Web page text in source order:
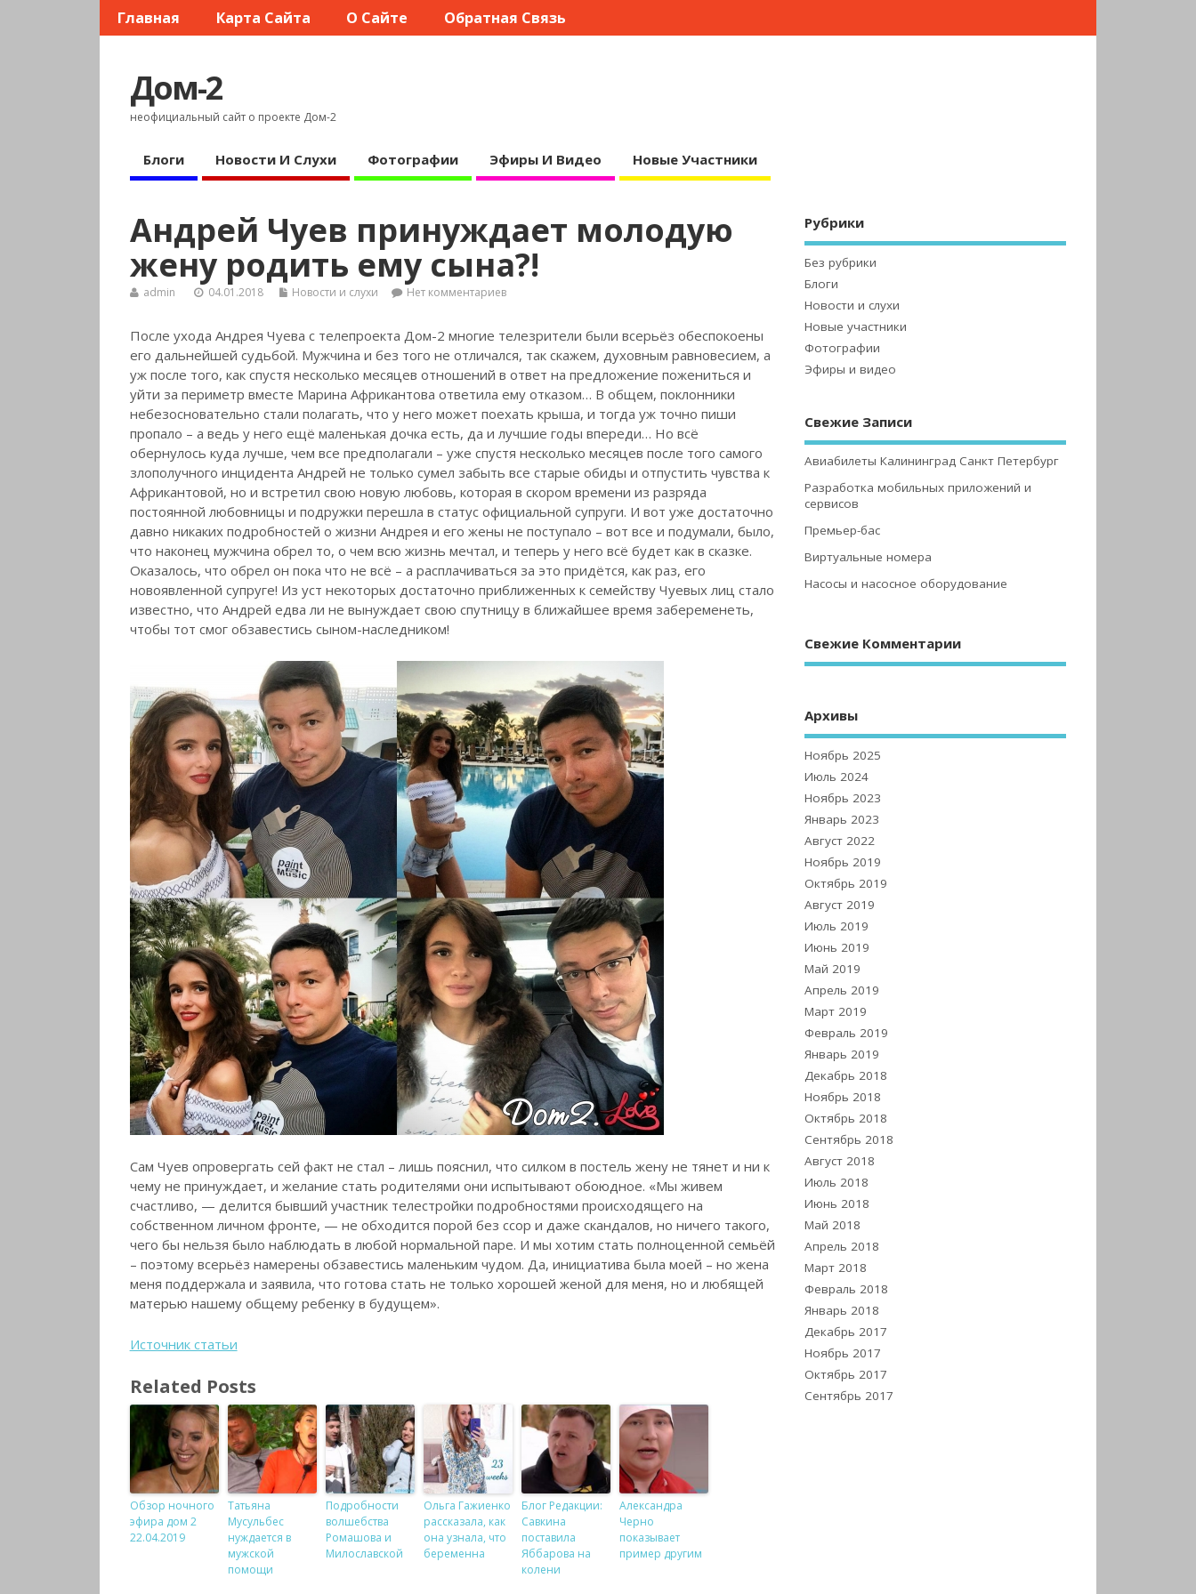
Главная Карта Сайта О Сайте Обратная Связь
Дом-2
неофициальный сайт о проекте Дом-2
Блоги Новости И Слухи Фотографии Эфиры И Видео Новые Участники
Андрей Чуев принуждает молодую
жену родить ему сына?!
admin 04.01.2018 Новости и слухи Нет комментариев
После ухода Андрея Чуева с телепроекта Дом-2 многие телезрители были всерьёз обеспокоены
его дальнейшей судьбой. Мужчина и без того не отличался, так скажем, духовным равновесием, а
уж после того, как спустя несколько месяцев отношений в ответ на предложение пожениться и
уйти за периметр вместе Марина Африкантова ответила ему отказом… В общем, поклонники
небезосновательно стали полагать, что у него может поехать крыша, и тогда уж точно пиши
пропало – а ведь у него ещё маленькая дочка есть, да и лучшие годы впереди… Но всё
обернулось куда лучше, чем все предполагали – уже спустя несколько месяцев после того самого
злополучного инцидента Андрей не только сумел забыть все старые обиды и отпустить чувства к
Африкантовой, но и встретил свою новую любовь, которая в скором времени из разряда
постоянной любовницы и подружки перешла в статус официальной супруги. И вот уже достаточно
давно никаких подробностей о жизни Андрея и его жены не поступало – вот все и подумали, было,
что наконец мужчина обрел то, о чем всю жизнь мечтал, и теперь у него всё будет как в сказке.
Оказалось, что обрел он пока что не всё – а расплачиваться за это придётся, как раз, его
новоявленной супруге! Из уст некоторых достаточно приближенных к семейству Чуевых лиц стало
известно, что Андрей едва ли не вынуждает свою спутницу в ближайшее время забеременеть,
чтобы тот смог обзавестись сыном-наследником!
Сам Чуев опровергать сей факт не стал – лишь пояснил, что силком в постель жену не тянет и ни к
чему не принуждает, и желание стать родителями они испытывают обоюдное. «Мы живем
счастливо, — делится бывший участник телестройки подробностями происходящего на
собственном личном фронте, — не обходится порой без ссор и даже скандалов, но ничего такого,
чего бы нельзя было наблюдать в любой нормальной паре. И мы хотим стать полноценной семьёй
– поэтому всерьёз намерены обзавестись маленьким чудом. Да, инициатива была моей – но жена
меня поддержала и заявила, что готова стать не только хорошей женой для меня, но и любящей
матерью нашему общему ребенку в будущем».
Источник статьи
Related Posts
Обзор ночного
эфира дом 2
22.04.2019
Татьяна
Мусульбес
нуждается в
мужской
помощи
Подробности
волшебства
Ромашова и
Милославской
Ольга Гажиенко
рассказала, как
она узнала, что
беременна
Блог Редакции:
Савкина
поставила
Яббарова на
колени
Александра
Черно
показывает
пример другим
Рубрики
Без рубрики
Блоги
Новости и слухи
Новые участники
Фотографии
Эфиры и видео
Свежие Записи
Авиабилеты Калининград Санкт Петербург
Разработка мобильных приложений и
сервисов
Премьер-бас
Виртуальные номера
Насосы и насосное оборудование
Свежие Комментарии
Архивы
Ноябрь 2025
Июль 2024
Ноябрь 2023
Январь 2023
Август 2022
Ноябрь 2019
Октябрь 2019
Август 2019
Июль 2019
Июнь 2019
Май 2019
Апрель 2019
Март 2019
Февраль 2019
Январь 2019
Декабрь 2018
Ноябрь 2018
Октябрь 2018
Сентябрь 2018
Август 2018
Июль 2018
Июнь 2018
Май 2018
Апрель 2018
Март 2018
Февраль 2018
Январь 2018
Декабрь 2017
Ноябрь 2017
Октябрь 2017
Сентябрь 2017